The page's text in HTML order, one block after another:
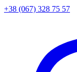
+38 (067) 328 75 57